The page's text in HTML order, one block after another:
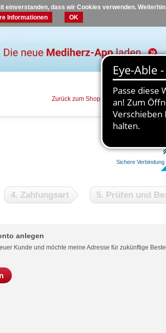
dass wir Cookies verwenden.
Informationen OK
Zurück zum Shop Hilfe Kontakt
Sichere Verbindung
4. Zahlungsart 5. Prüfen und
anlegen
Kunde und möchte meine Adresse für zukünftige